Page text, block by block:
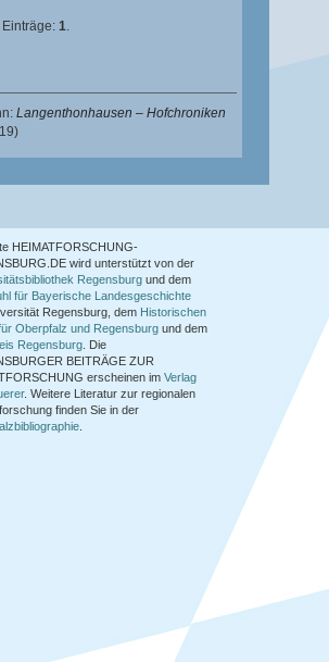
1.
: Langenthonhausen – Hofchroniken
HEIMATFORSCHUNG-
wird unterstützt von der
Regensburg und dem
für Bayerische Landesgeschichte
Regensburg, dem Historischen
Oberpfalz und Regensburg und dem
Regensburg . Die
BEITRÄGE ZUR
erscheinen im Verlag
. Weitere Literatur zur regionalen
finden Sie in der